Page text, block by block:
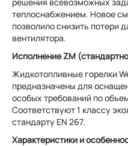
теплоснабжением. Новое
позволило снизить потери
вентилятора.
Исполнение ZM
Жидкотопливные горелки
предназначены для
особых требований по
Соответствуют 1 классу
стандарту EN 267.
Характеристики и